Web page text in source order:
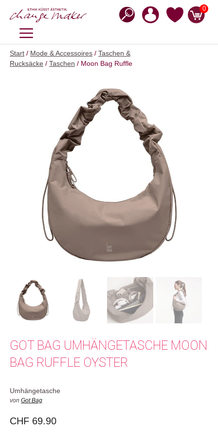
Inhalt
0
MENÜ
Start / Mode & Accessoires / Taschen &
Rucksäcke / Taschen / Moon Bag Ruffle
GOT BAG UMHÄNGETASCHE MOON
BAG RUFFLE OYSTER
Umhängetasche
von Got Bag
CHF 69.90